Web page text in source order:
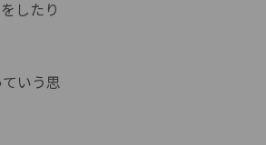
したり
いう思